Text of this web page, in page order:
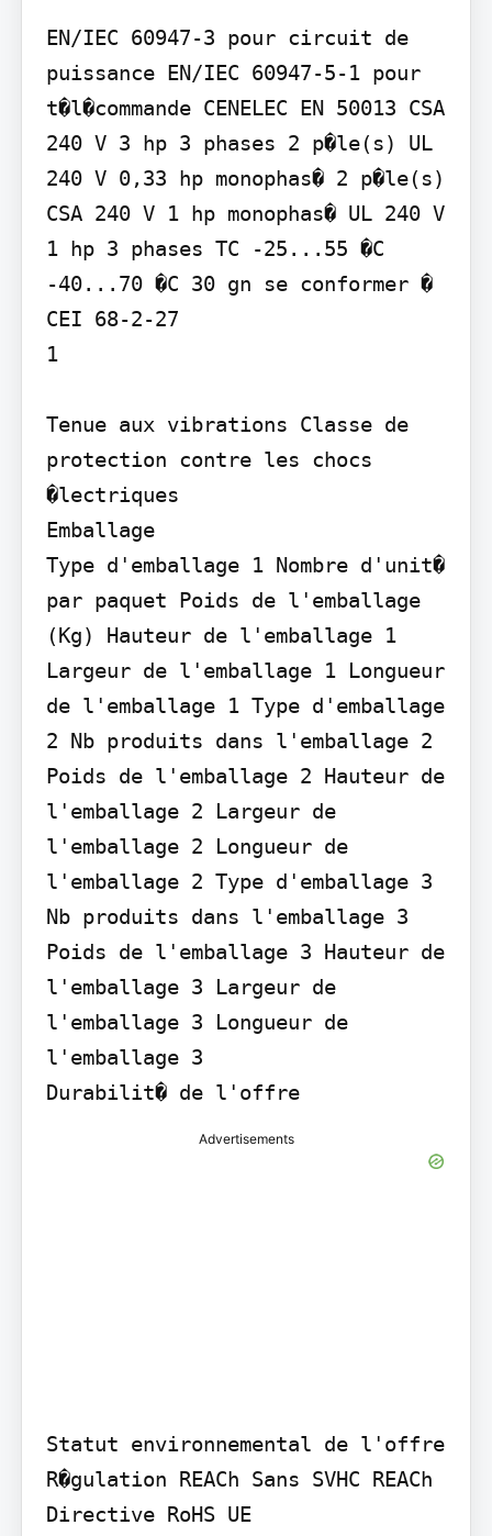
EN/IEC 60947-3 pour circuit de
puissance EN/IEC 60947-5-1 pour
t�l�commande CENELEC EN 50013 CSA
240 V 3 hp 3 phases 2 p�le(s) UL
240 V 0,33 hp monophas� 2 p�le(s)
CSA 240 V 1 hp monophas� UL 240 V
1 hp 3 phases TC -25...55 �C
-40...70 �C 30 gn se conformer �
CEI 68-2-27
1
Tenue aux vibrations Classe de
protection contre les chocs
�lectriques
Emballage
Type d'emballage 1 Nombre d'unit�
par paquet Poids de l'emballage
(Kg) Hauteur de l'emballage 1
Largeur de l'emballage 1 Longueur
de l'emballage 1 Type d'emballage
2 Nb produits dans l'emballage 2
Poids de l'emballage 2 Hauteur de
l'emballage 2 Largeur de
l'emballage 2 Longueur de
l'emballage 2 Type d'emballage 3
Nb produits dans l'emballage 3
Poids de l'emballage 3 Hauteur de
l'emballage 3 Largeur de
l'emballage 3 Longueur de
l'emballage 3
Durabilit� de l'offre
Advertisements
Statut environnemental de l'offre
R�gulation REACh Sans SVHC REACh
Directive RoHS UE